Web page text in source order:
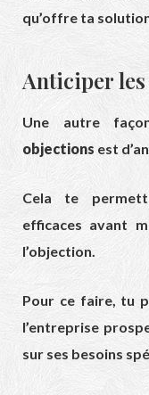
qu’offre ta
Anticiper
Une autre
objections est
Cela te
efficaces avant
l’objection.
Pour ce faire, tu
l’entreprise
sur ses besoins